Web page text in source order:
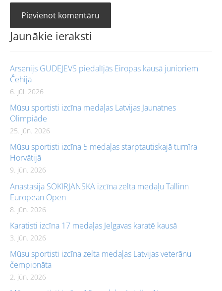
Jaunākie ieraksti
Arsenijs GUDEJEVS piedalījās Eiropas kausā junioriem
Čehijā
6. jūl. 2026
Mūsu sportisti izcīna medaļas Latvijas Jaunatnes
Olimpiāde
25. jūn. 2026
Mūsu sportisti izcīna 5 medaļas starptautiskajā turnīra
Horvātijā
9. jūn. 2026
Anastasija SOKIRJANSKA izcīna zelta medaļu Tallinn
European Open
8. jūn. 2026
Karatisti izcīna 17 medaļas Jelgavas karatē kausā
3. jūn. 2026
Mūsu sportisti izcīna zelta medaļas Latvijas veterānu
čempionāta
2. jūn. 2026